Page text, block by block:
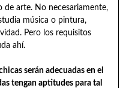
de arte. No necesariamente,
música o pintura,
Pero los requisitos
ahí.
serán adecuadas en el
tengan aptitudes para tal